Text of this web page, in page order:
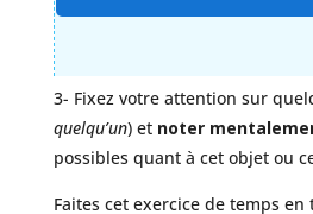
3- Fixez votre attention sur
quelqu’un) et noter
possibles quant à cet objet ou
Faites cet exercice de temps